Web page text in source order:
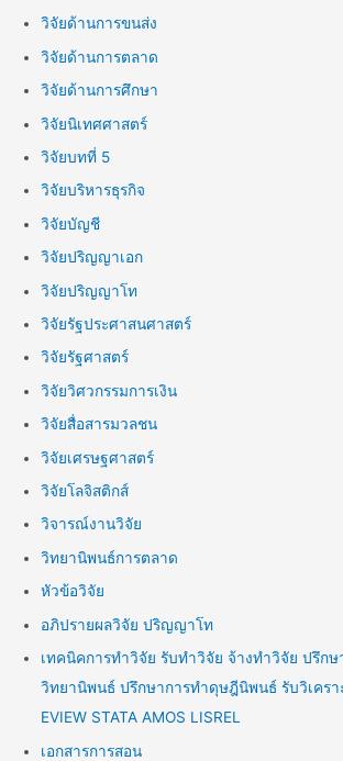
วิจัยด้านการขนส่ง
วิจัยด้านการตลาด
วิจัยด้านการศึกษา
วิจัยนิเทศศาสตร์
วิจัยบทที่ 5
วิจัยบริหารธุรกิจ
วิจัยบัญชี
วิจัยปริญญาเอก
วิจัยปริญญาโท
วิจัยรัฐประศาสนศาสตร์
วิจัยรัฐศาสตร์
วิจัยวิศวกรรมการเงิน
วิจัยสื่อสารมวลชน
วิจัยเศรษฐศาสตร์
วิจัยโลจิสติกส์
วิจารณ์งานวิจัย
วิทยานิพนธ์การตลาด
หัวข้อวิจัย
อภิปรายผลวิจัย ปริญญาโท
เทคนิคการทำวิจัย รับทำวิจัย จ้างทำวิจัย ปรึกษ
วิทยานิพนธ์ ปรึกษาการทำดุษฎีนิพนธ์ รับวิเครา
EVIEW STATA AMOS LISREL
เอกสารการสอน